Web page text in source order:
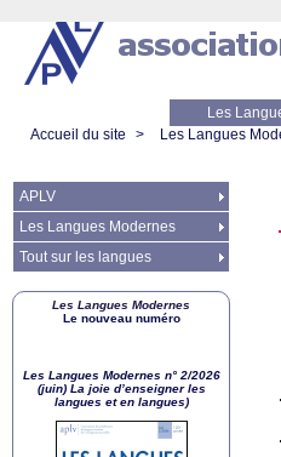
Les
Accueil du site
> Les Langues
APLV
Les Langues Modernes
Tout sur les langues
Les Langues Modernes
Le nouveau numéro
Les Langues Modernes n° 2/2026
(juin) La joie d’enseigner les
langues et en langues)